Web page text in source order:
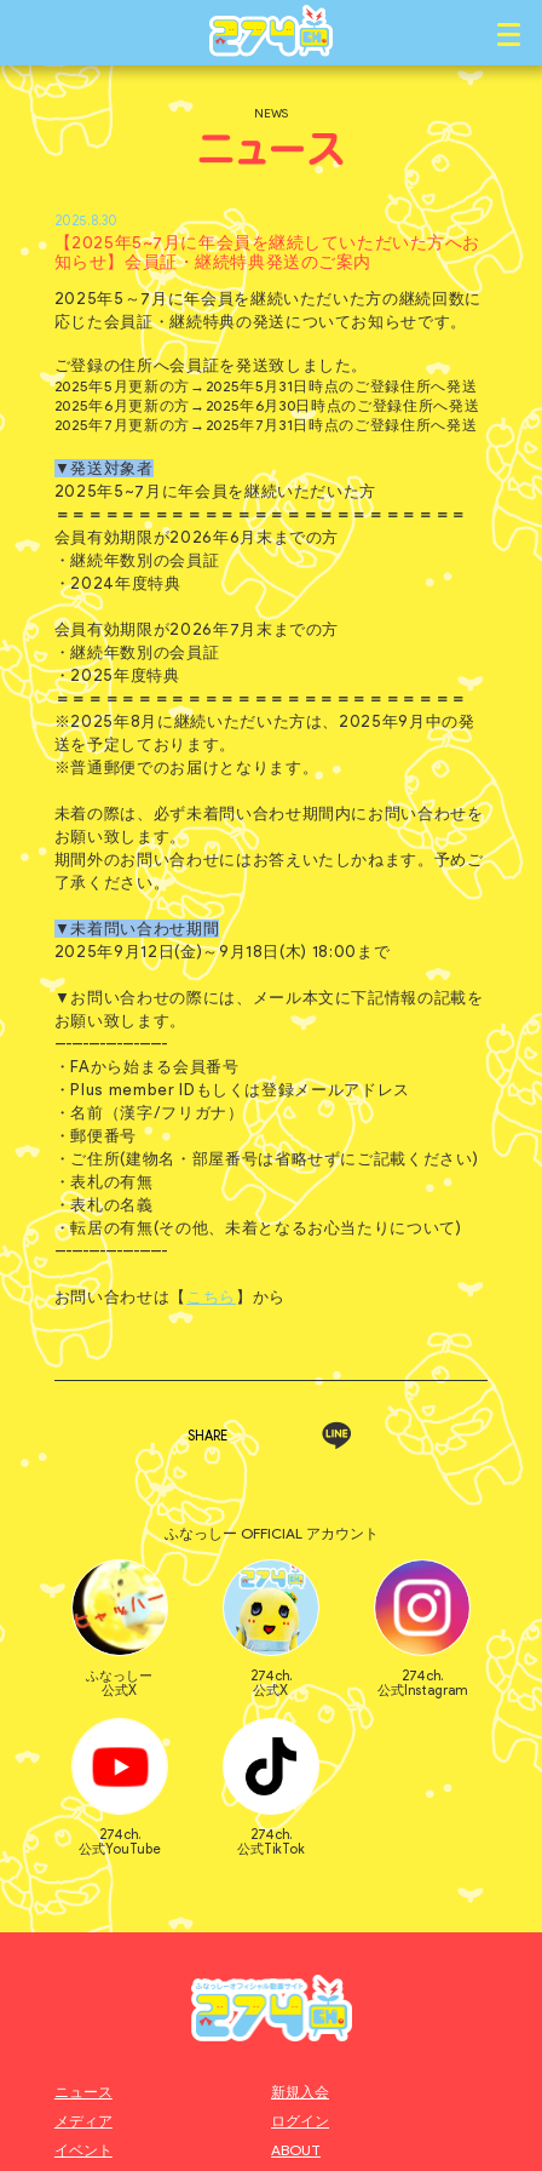
NEWS
2025.8.30
【2025年5~7月に年会員を継続していただいた方へお
知らせ】会員証・継続特典発送のご案内
2025年5～7月に年会員を継続いただいた方の継続回数に
応じた会員証・継続特典の発送についてお知らせです。
ご登録の住所へ会員証を発送致しました。
2025年5月更新の方→2025年5月31日時点のご登録住所へ発送
2025年6月更新の方→2025年6月30日時点のご登録住所へ発送
2025年7月更新の方→2025年7月31日時点のご登録住所へ発送
▼発送対象者
2025年5~7月に年会員を継続いただいた方
＝＝＝＝＝＝＝＝＝＝＝＝＝＝＝＝＝＝＝＝＝＝＝＝＝
会員有効期限が2026年6月末までの方
・継続年数別の会員証
・2024年度特典
会員有効期限が2026年7月末までの方
・継続年数別の会員証
・2025年度特典
＝＝＝＝＝＝＝＝＝＝＝＝＝＝＝＝＝＝＝＝＝＝＝＝＝
※2025年8月に継続いただいた方は、2025年9月中の発
送を予定しております。
※普通郵便でのお届けとなります。
未着の際は、必ず未着問い合わせ期間内にお問い合わせを
お願い致します。
期間外のお問い合わせにはお答えいたしかねます。予めご
了承ください。
▼未着問い合わせ期間
2025年9月12日(金)～9月18日(木) 18:00まで
▼お問い合わせの際には、メール本文に下記情報の記載を
お願い致します。
--------------------
・FAから始まる会員番号
・Plus member IDもしくは登録メールアドレス
・名前（漢字/フリガナ）
・郵便番号
・ご住所(建物名・部屋番号は省略せずにご記載ください)
・表札の有無
・表札の名義
・転居の有無(その他、未着となるお心当たりについて)
--------------------
お問い合わせは【 こちら 】から
SHARE
ふなっしー OFFICIAL アカウント
ふなっしー
公式X
274ch.
公式X
274ch.
公式Instagram
274ch.
公式YouTube
274ch.
公式TikTok
ニュース
メディア
イベント
新規入会
ログイン
ABOUT